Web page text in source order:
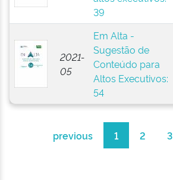
39
2021-
05
Em Alta -
Sugestão de
Conteúdo para
Altos Executivos:
54
previous 1 2 3